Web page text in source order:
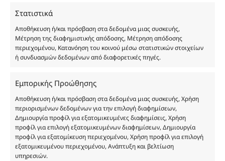
Στατιστικά
Αποθήκευση ή/και πρόσβαση στα δεδομένα μιας συσκευής,
Μέτρηση της διαφημιστικής απόδοσης, Μέτρηση απόδοσης
περιεχομένου, Κατανόηση του κοινού μέσω στατιστικών στοιχείων
ή συνδυασμών δεδομένων από διαφορετικές πηγές.
Εμπορικής Προώθησης
Αποθήκευση ή/και πρόσβαση στα δεδομένα μιας συσκευής, Χρήση
περιορισμένων δεδομένων για την επιλογή διαφημίσεων,
Δημιουργία προφίλ για εξατομικευμένες διαφημίσεις, Χρήση
προφίλ για επιλογή εξατομικευμένων διαφημίσεων, Δημιουργία
προφίλ για εξατομίκευση περιεχομένου, Χρήση προφίλ για επιλογή
εξατομικευμένου περιεχομένου, Ανάπτυξη και βελτίωση
υπηρεσιών.
αντίστοιχα αυθεντικά γνωστών οίκων. Οι
ονομασίες, οι εικόνες και τα σήματα των
προϊόντων αποτελούν αναφαίρετη και
κατοχυρωμένη εμπορικά ιδιοκτησία των
Δημιουργών-Οίκων. Οι εικόνες ενδέχεται να
Με επιφύλαξη κάθε νόμιμου δικαιώματος.
Eau de parfum
Αγίου Κωνσταντίνου 76